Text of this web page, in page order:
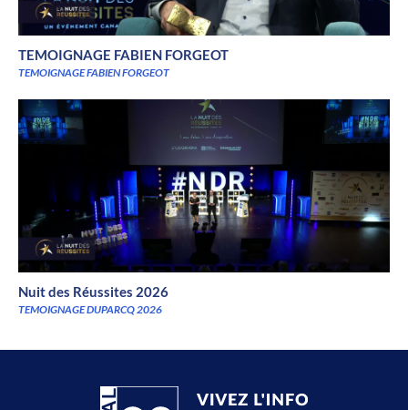
TEMOIGNAGE FABIEN FORGEOT
TEMOIGNAGE FABIEN FORGEOT
Nuit des Réussites 2026
TEMOIGNAGE DUPARCQ 2026